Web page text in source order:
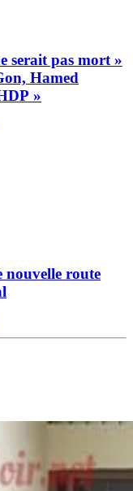
serait pas mort »
Hamed
»
nouvelle route